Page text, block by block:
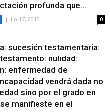
profunda que...
julio 17, 2015 0
sucesión testamentaria:
nulidad:
enfermedad de
vendrá dada no
sino por el grado en
manifieste en el